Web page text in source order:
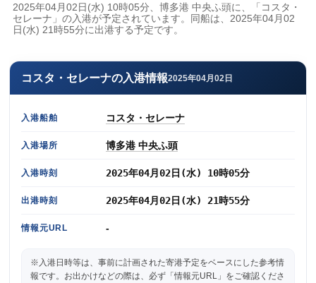
2025年04月02日(水) 10時05分、博多港 中央ふ頭に、「コスタ・
セレーナ」の入港が予定されています。同船は、2025年04月02
日(水) 21時55分に出港する予定です。
コスタ・セレーナの入港情報2025年04月02日
入港船舶 コスタ・セレーナ
入港場所 博多港 中央ふ頭
入港時刻 2025年04月02日(水) 10時05分
出港時刻 2025年04月02日(水) 21時55分
情報元URL -
※入港日時等は、事前に計画された寄港予定をベースにした参考情
報です。お出かけなどの際は、必ず「情報元URL」をご確認くださ
ログイン状態を保持
新規登録 パスワードを忘れた方